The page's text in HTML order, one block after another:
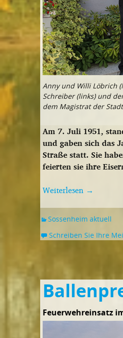
Anny und Willi Löbrich
Schreiber (links) und
dem Magistrat der
Am 7. Juli 1951,
und gaben sich das
Straße statt. Sie
feierten sie ihre
Weiterlesen →
Sossenheim aktuell
Schreiben Sie Ihre
Feuerwehreinsatz